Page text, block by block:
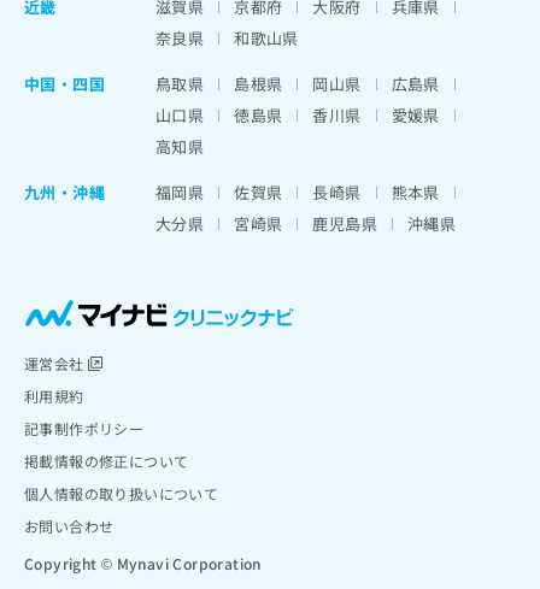
近畿
滋賀県 京都府 大阪府
兵庫県
奈良県
和歌山県
中国・四国
鳥取県 島根県 岡山県
広島県
山口県
徳島県 香川県
愛媛県
高知県
九州・沖縄
福岡県 佐賀県 長崎県
熊本県
大分県
宮崎県 鹿児島県 沖縄県
運営会社
利用規約
記事制作ポリシー
掲載情報の修正について
個人情報の取り扱いについて
お問い合わせ
Copyright © Mynavi Corporation